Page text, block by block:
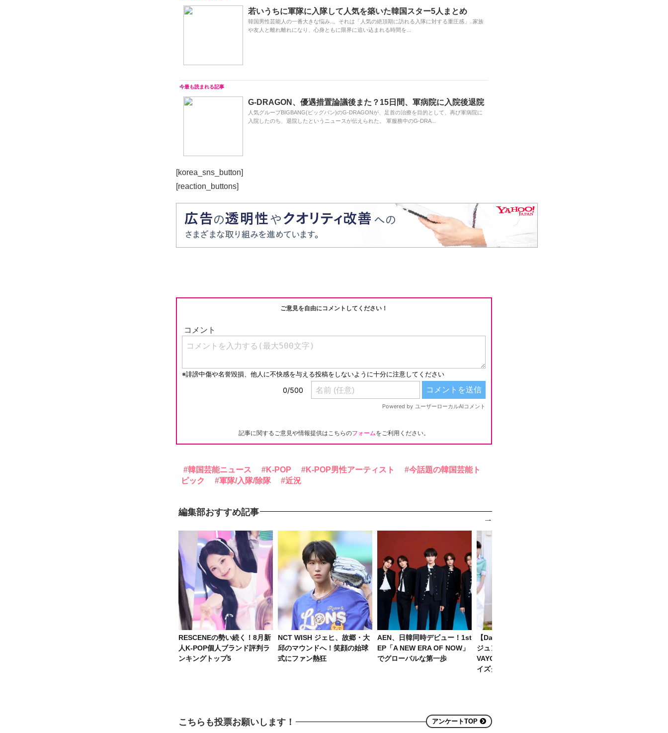
若いうちに軍隊に入隊して人気を築いた韓国スター5人まとめ
韓国男性芸能人の一番大きな悩み..。それは「人気の絶頂期に訪れる入隊に対する重圧感」..家族
や友人と離れ離れになり、心身ともに限界に追い込まれる時間を...
G-DRAGON、優遇措置論議後また？15日間、軍病院に入院後退院
人気グループBIGBANG(ビッグバン)のG-DRAGONが、足首の治療を目的として、再び軍病院に
入院したのち、退院したというニュースが伝えられた。 軍服務中のG-DRA...
[korea_sns_button]
[reaction_buttons]
ご意見を自由にコメントしてください！
記事に関するご意見や情報提供はこちらのフォームをご利用ください。
韓国芸能ニュース K-POP K-POP男性アーティスト
今話題の韓国芸能ト
ピック
軍隊/入隊/除隊 近況
編集部おすすめ記事
RESCENEの勢い続く！8月新
人K-POP個人ブランド評判ラ
ンキングトップ5
NCT WISH ジェヒ、故郷・大
邱のマウンドへ！笑顔の始球
式にファン熱狂
AEN、日韓同時デビュー！1st
EP「A NEW ERA OF NOW」
でグローバルな第一歩
【Danmee推し度調査】ジェ
ジュンプロデュース
VAYONN、26年夏版新人ボー
イズグループ人気No.1に
こちらも投票お願いします！ アンケートTOP